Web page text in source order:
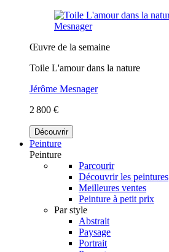
Œuvre de la semaine
Toile L'amour dans la nature
Jérôme Mesnager
2 800 €
Découvrir
Peinture
Peinture
Parcourir
Découvrir les peintures
Meilleures ventes
Peinture à petit prix
Par style
Abstrait
Paysage
Portrait